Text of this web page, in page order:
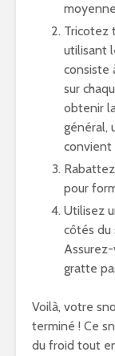
Tricotez
utilisant
consiste
sur
obtenir
général,
convient
pour
Utilisez
côtés du
gratte
Voilà, votre
terminé ! Ce
du froid tout